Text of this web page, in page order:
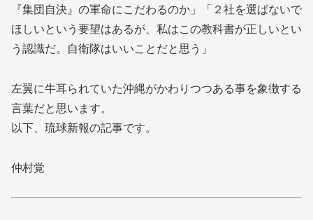
『集団自決』の軍命にこだわるのか」「２社を選ばないで
ほしいという要望はあるが、私はこの教科書が正しいとい
う認識だ。自衛隊はいいことだと思う」
左翼に牛耳られていた沖縄がかわりつつある事を象徴する
言葉だと思います。
以下、琉球新報の記事です。
仲村覚